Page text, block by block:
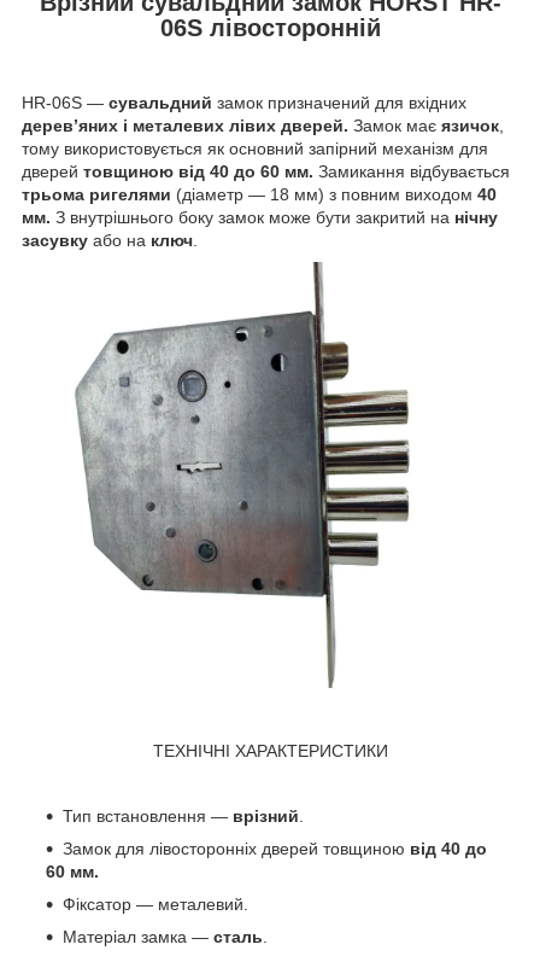
06S лівосторонній
HR-06S — сувальдний замок призначений для вхідних
дерев’яних і металевих лівих дверей. Замок має язичок,
тому використовується як основний запірний механізм для
дверей товщиною від 40 до 60 мм. Замикання відбувається
трьома ригелями (діаметр — 18 мм) з повним виходом 40
мм. З внутрішнього боку замок може бути закритий на нічну
засувку або на ключ.
ТЕХНІЧНІ ХАРАКТЕРИСТИКИ
Тип встановлення — врізний.
Замок для лівосторонніх дверей товщиною від 40 до
60 мм.
Фіксатор — металевий.
Матеріал замка — сталь.